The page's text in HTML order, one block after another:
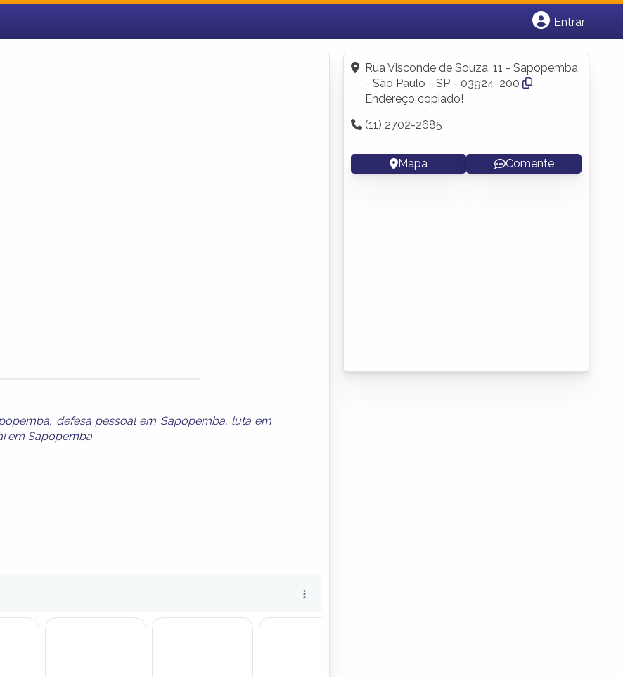
Entrar
Fazer login
Criar conta
, defesa pessoal em Sapopemba, luta em
em Sapopemba
Rua Visconde de Souza, 11 - Sapopemba
- São Paulo - SP - 03924-200
Endereço copiado!
(11) 2702-2685
Mapa Comente